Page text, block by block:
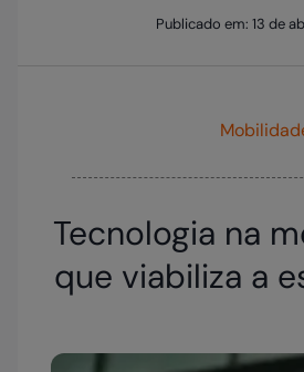
Publicado em: 13 de
Tecnologia na
que viabiliza a